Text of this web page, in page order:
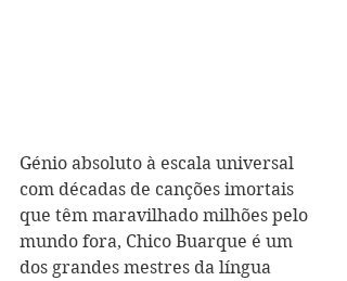
Génio absoluto à escala universal
com décadas de canções imortais
que têm maravilhado milhões pelo
mundo fora, Chico Buarque é um
dos grandes mestres da língua